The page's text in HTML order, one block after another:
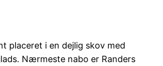
placeret i en dejlig skov med
Nærmeste nabo er Randers